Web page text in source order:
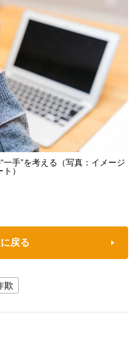
手”を考える（写真：イメージ
）
戻る
欺